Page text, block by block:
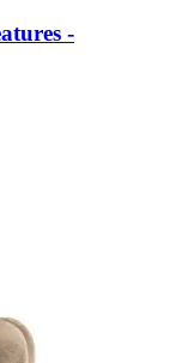
-​